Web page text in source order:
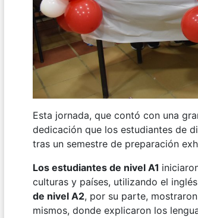
Esta jornada, que contó con una
dedicación que los estudiantes de
tras un semestre de preparación
Los estudiantes de nivel A1
culturas y países, utilizando el
de nivel A2, por su parte,
mismos, donde explicaron los